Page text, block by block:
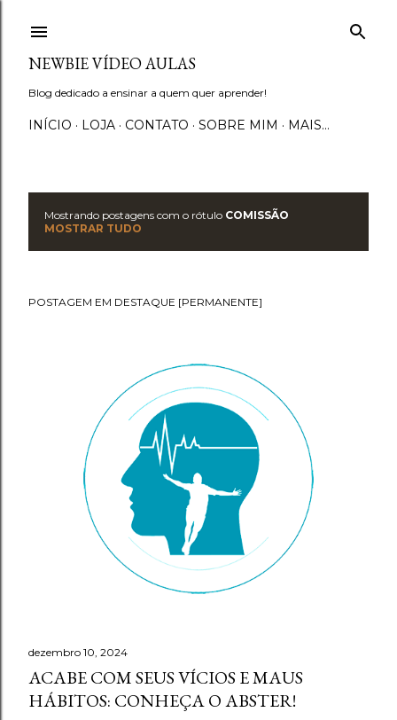
NEWBIE VÍDEO AULAS
Blog dedicado a ensinar a quem quer aprender!
INÍCIO LOJA CONTATO SOBRE MIM MAIS…
s
Mostrando postagens com o rótulo COMISSÃO
MOSTRAR TUDO
POSTAGEM EM DESTAQUE [PERMANENTE]
dezembro 10, 2024
ACABE COM SEUS VÍCIOS E MAUS
HÁBITOS: CONHEÇA O ABSTER!